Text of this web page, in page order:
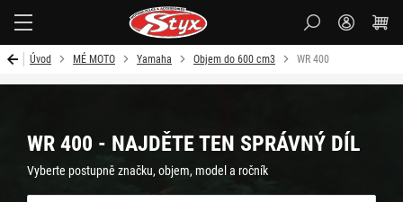
Úvod MÉ MOTO Yamaha Objem do 600 cm3 WR 400
WR 400 - NAJDĚTE TEN SPRÁVNÝ DÍL
Vyberte postupně značku, objem, model a ročník